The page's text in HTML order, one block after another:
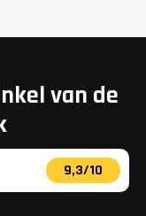
van de
9,3/10